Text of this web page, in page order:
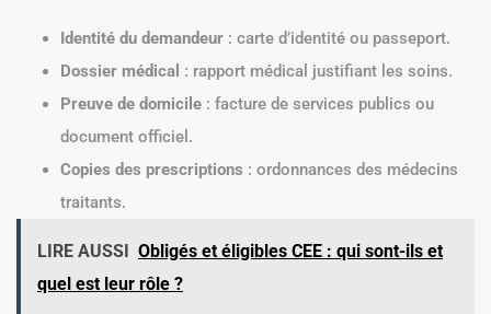
votre assurance santé ou à l’organisme de prise en
charge.
Documents Requis pour une Demande d’Attestation
Voici une liste des documents souvent requis lors de la
demande d’attestation de prise en charge :
Identité du demandeur: carte d’identité ou passeport.
Dossier médical: rapport médical justifiant les soins.